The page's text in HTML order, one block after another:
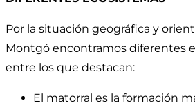
Por la situación geográfica y
Montgó encontramos diferentes
entre los que destacan:
El matorral es la formación